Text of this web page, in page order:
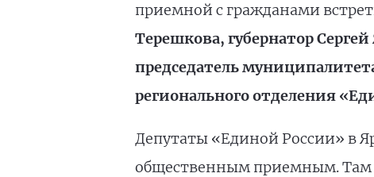
приемной с гражданами
Терешкова, губернатор
председатель
регионального отделения
Депутаты «Единой России» в
общественным приемным. Там